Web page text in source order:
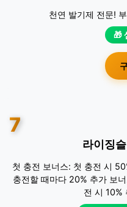
천연 발기제 전문!
🎁
7
라이징
첫 충전 보너스: 첫 충전 시
충전할 때마다 20% 추가 보
전 시 10%